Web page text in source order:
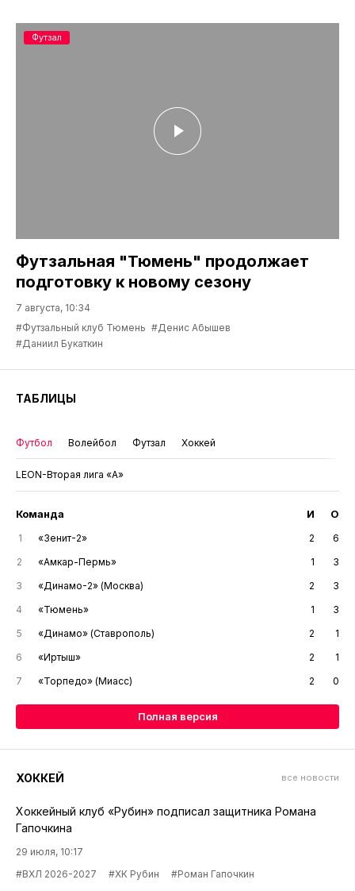
Футзальная "Тюмень" продолжает
подготовку к новому сезону
7 августа, 10:34
#Футзальный клуб Тюмень #Денис Абышев
#Даниил Букаткин
Футзал
ТАБЛИЦЫ
Футбол Волейбол Футзал Хоккей
LEON-Вторая лига «А»
Команда И О
1 «Зенит-2» 2
6
2
«Амкар-Пермь» 1
3
3
«Динамо-2» (Москва) 2
3
4
«Тюмень» 1
3
5
«Динамо» (Ставрополь) 2
1
6
«Иртыш» 2
1
7
«Торпедо» (Миасс) 2 0
Полная версия
ХОККЕЙ все новости
Хоккейный клуб «Рубин» подписал защитника Романа
Гапочкина
29 июля, 10:17
#ВХЛ 2026-2027
#ХК Рубин #Роман Гапочкин